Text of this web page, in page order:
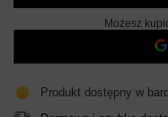
Możesz
Produkt dostępny w